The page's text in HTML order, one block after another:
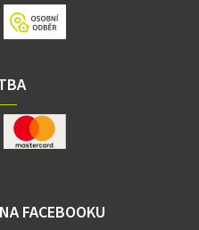
FACEBOOKU